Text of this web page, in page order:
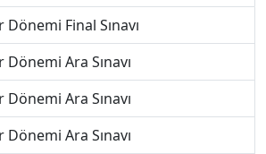
Final Sınavı
Ara Sınavı
Ara Sınavı
Ara Sınavı